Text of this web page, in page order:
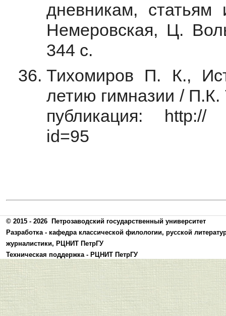
дневникам,
Немеровская, Ц.
344 с.
Тихомиров П. К.,
летию гимназии /
публикация: http://
id=95
© 2015 - 2026
Петрозаводский государственный университет
Разработка - кафедра классической филологии, русской
журналистики, РЦНИТ ПетрГУ
Техническая поддержка - РЦНИТ ПетрГУ
Политика конфиденциальности